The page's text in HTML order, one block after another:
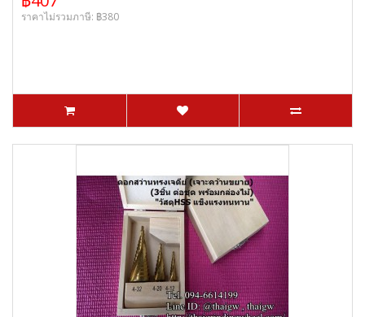
ราคาไม่รวมภาษี: ฿380